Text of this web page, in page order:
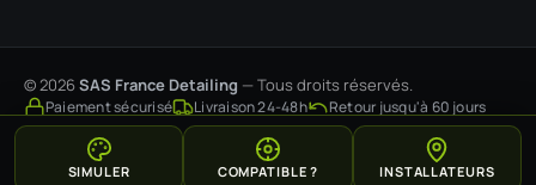
© 2026SAS France Detailing — Tous droits réservés.
Paiement sécurisé Livraison 24-48h Retour jusqu'à 60 jours
SIMULER COMPATIBLE ? INSTALLATEURS